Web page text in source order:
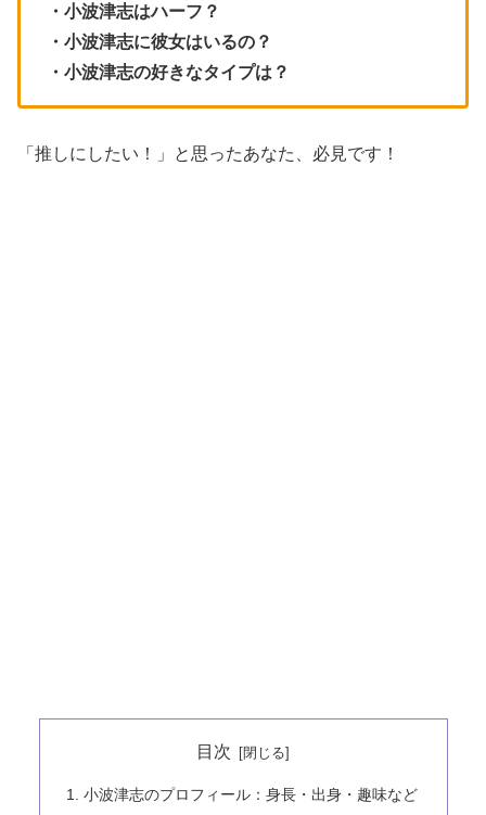
・小波津志はハーフ？
・小波津志に彼女はいるの？
・小波津志の好きなタイプは？
「推しにしたい！」と思ったあなた、必見です！
目次
小波津志のプロフィール：身長・出身・趣味など